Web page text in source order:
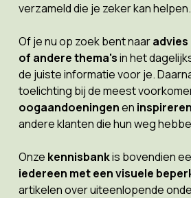
verzameld die je zeker kan helpen.
Of je nu op zoek bent naar
of andere thema'sin het
de juiste informatie voor je.
toelichting bij de meest
oogaandoeningenen
andere klanten die hun weg
Onze kennisbankis bovendien
iedereen met een visuele
artikelen over uiteenlopende